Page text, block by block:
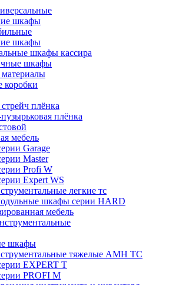
шкафы
шкафы
шкафы кассира
шкафы
коробки
плёнка
плёнка
мебель
Garage
Master
Profi W
Expert WS
легкие тс
шкафы серии HARD
мебель
шкафы
тяжелые AMH TC
EXPERT T
PROFI M